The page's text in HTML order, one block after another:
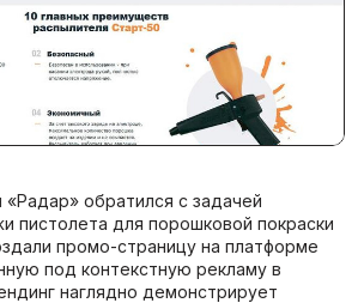
«Радар» обратился с задачей
пистолета для порошковой покраски
промо-страницу на платформе
под контекстную рекламу в
наглядно демонстрирует